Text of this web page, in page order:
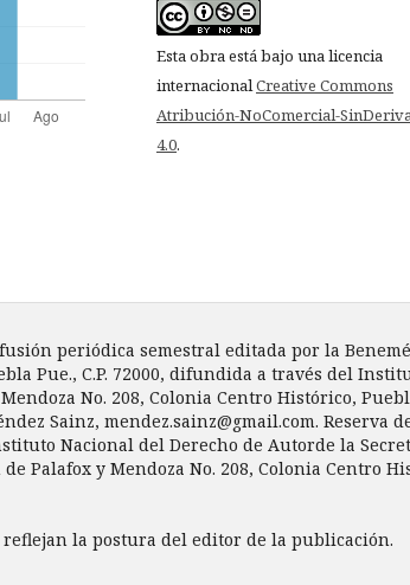
Esta obra está bajo una licencia
internacionalCreative Commons
Atribución-NoComercial-
4.0.
periódica semestral editada por la
Pue., C.P. 72000, difundida a través del
No. 208, Colonia Centro Histórico,
Sainz, mendez.sainz@gmail.com. Reserva
Nacional del Derecho de Autorde la
Palafox y Mendoza No. 208, Colonia Centro
la postura del editor de la publicación.